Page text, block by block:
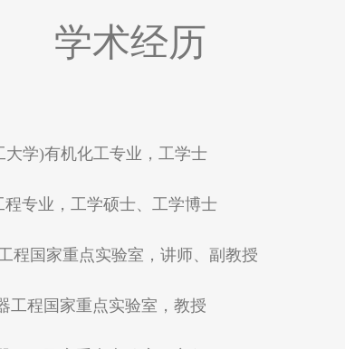
学术经历
大学)有机化工专业，工学士
程专业，工学硕士、工学博士
程国家重点实验室，讲师、副教授
工程国家重点实验室，教授